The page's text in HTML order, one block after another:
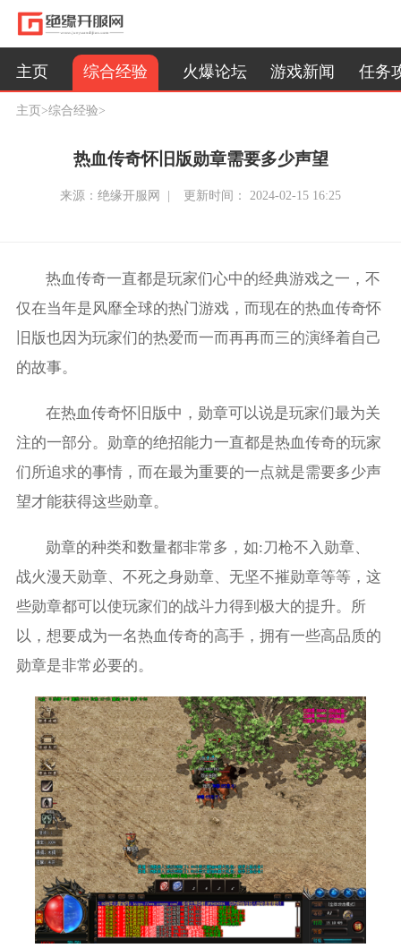
主页 综合经验 火爆论坛 游戏新闻 任务
主页>综合经验>
热血传奇怀旧版勋章需要多少声望
来源：绝缘开服网 | 更新时间： 2024-02-15 16:25
热血传奇一直都是玩家们心中的经典游戏之一，不
仅在当年是风靡全球的热门游戏，而现在的热血传奇怀
旧版也因为玩家们的热爱而一而再再而三的演绎着自己
的故事。
在热血传奇怀旧版中，勋章可以说是玩家们最为关
注的一部分。勋章的绝招能力一直都是热血传奇的玩家
们所追求的事情，而在最为重要的一点就是需要多少声
望才能获得这些勋章。
勋章的种类和数量都非常多，如:刀枪不入勋章、
战火漫天勋章、不死之身勋章、无坚不摧勋章等等，这
些勋章都可以使玩家们的战斗力得到极大的提升。所
以，想要成为一名热血传奇的高手，拥有一些高品质的
勋章是非常必要的。